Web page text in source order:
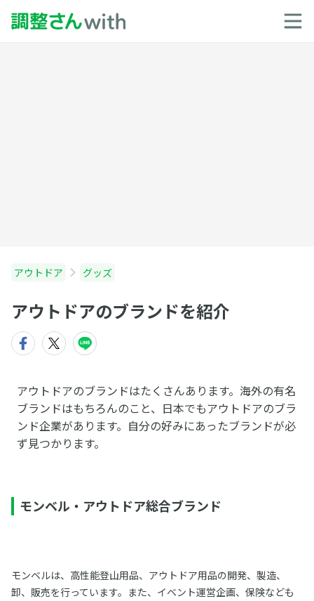
アウトドア グッズ
アウトドアのブランドを紹介
アウトドアのブランドはたくさんあります。海外の有名
ブランドはもちろんのこと、日本でもアウトドアのブラ
ンド企業があります。自分の好みにあったブランドが必
ず見つかります。
モンベル・アウトドア総合ブランド
モンベルは、高性能登山用品、アウトドア用品の開発、製造、
卸、販売を行っています。また、イベント運営企画、保険なども